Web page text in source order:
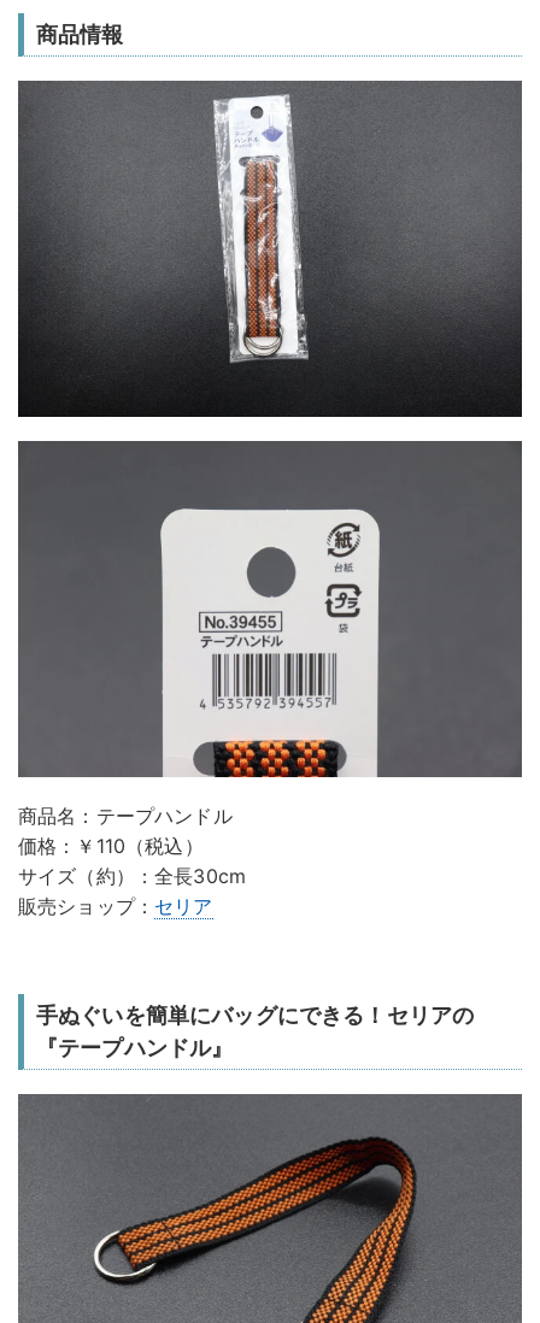
商品情報
商品名：テープハンドル
価格：￥110（税込）
サイズ（約）：全長30cm
販売ショップ： セリア
手ぬぐいを簡単にバッグにできる！セリアの
『テープハンドル』